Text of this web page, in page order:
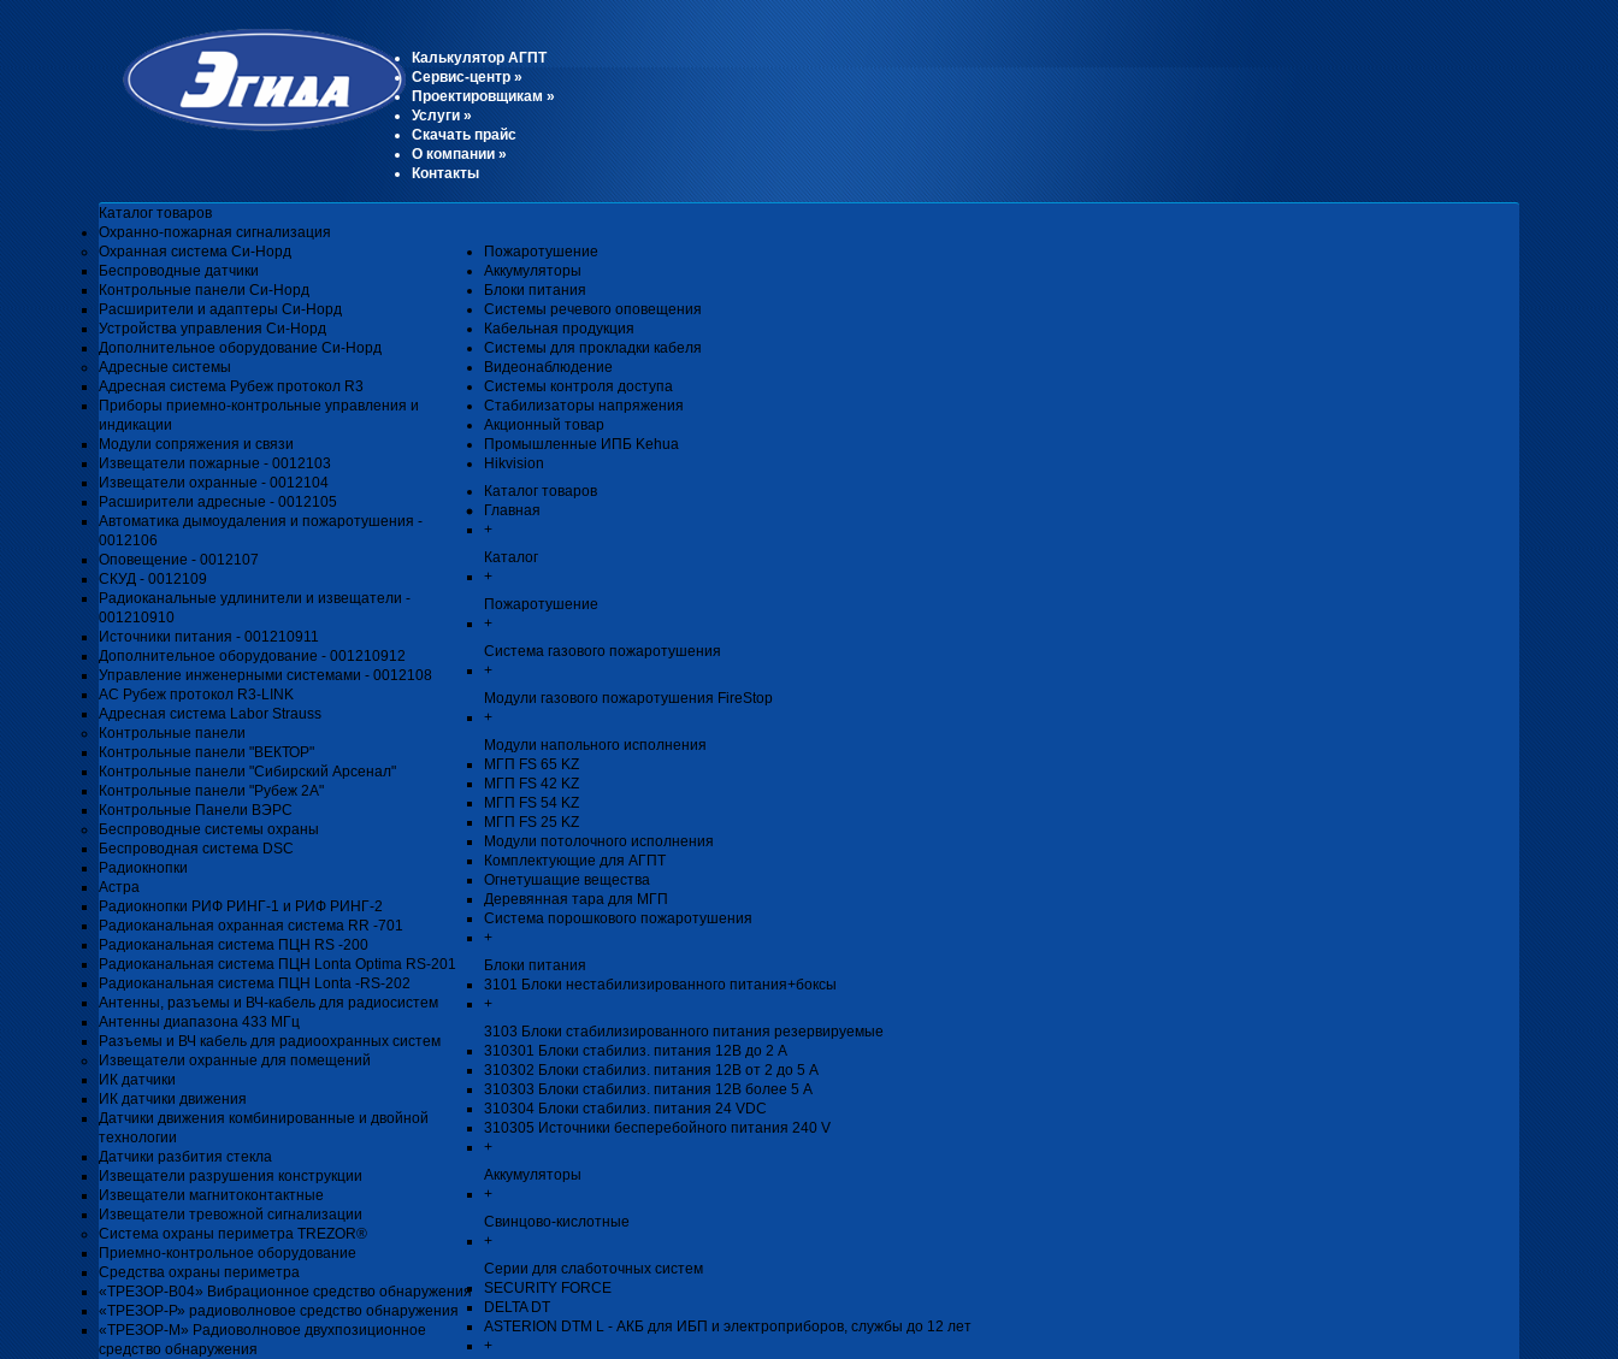
Калькулятор АГПТ
Сервис-центр»
Проектировщикам »
Услуги»
Скачать прайс
О компании»
Контакты
Каталог товаров
Охранно-пожарная сигнализация
Охранная система Си-Норд
Беспроводные датчики
Контрольные панели Си-Норд
Расширители и адаптеры Си-Норд
Устройства управления Си-Норд
Дополнительное оборудование Си-Норд
Адресные системы
Адресная система Рубеж протокол R3
Приборы приемно-контрольные управления и
индикации
Модули сопряжения и связи
Извещатели пожарные - 0012103
Извещатели охранные - 0012104
Расширители адресные - 0012105
Автоматика дымоудаления и пожаротушения -
0012106
Оповещение - 0012107
СКУД - 0012109
Радиоканальные удлинители и извещатели -
001210910
Источники питания - 001210911
Дополнительное оборудование - 001210912
Управление инженерными системами - 0012108
АС Рубеж протокол R3-LINK
Адресная система Labor Strauss
Контрольные панели
Контрольные панели "ВЕКТОР"
Контрольные панели "Сибирский Арсенал"
Контрольные панели "Рубеж 2А"
Контрольные Панели ВЭРС
Беспроводные системы охраны
Беспроводная система DSC
Радиокнопки
Астра
Радиокнопки РИФ РИНГ-1 и РИФ РИНГ-2
Радиоканальная охранная система RR -701
Радиоканальная система ПЦН RS -200
Радиоканальная система ПЦН Lonta Optima RS-201
Радиоканальная система ПЦН Lonta -RS-202
Антенны, разъемы и ВЧ-кабель для радиосистем
Антенны диапазона 433 МГц
Разъемы и ВЧ кабель для радиоохранных систем
Извещатели охранные для помещений
ИК датчики
ИК датчики движения
Датчики движения комбинированные и двойной
технологии
Датчики разбития стекла
Извещатели разрушения конструкции
Извещатели магнитоконтактные
Извещатели тревожной сигнализации
Система охраны периметра TREZOR®
Приемно-контрольное оборудование
Средства охраны периметра
«ТРЕЗОР-В04» Вибрационное средство обнаружения
«ТРЕЗОР-Р» радиоволновое средство обнаружения
«ТРЕЗОР-М» Радиоволновое двухпозиционное
средство обнаружения
Пожаротушение
Аккумуляторы
Блоки питания
Системы речевого оповещения
Кабельная продукция
Системы для прокладки кабеля
Видеонаблюдение
Системы контроля доступа
Стабилизаторы напряжения
Акционный товар
Промышленные ИПБ Kehua
Hikvision
Каталог товаров
Главная
+
Каталог
+
Пожаротушение
+
Система газового пожаротушения
+
Модули газового пожаротушения FireStop
+
Модули напольного исполнения
МГП FS 65 KZ
МГП FS 42 KZ
МГП FS 54 KZ
МГП FS 25 KZ
Модули потолочного исполнения
Комплектующие для АГПТ
Огнетушащие вещества
Деревянная тара для МГП
Система порошкового пожаротушения
+
Блоки питания
3101 Блоки нестабилизированного питания+боксы
+
3103 Блоки стабилизированного питания резервируемые
310301 Блоки стабилиз. питания 12В до 2 А
310302 Блоки стабилиз. питания 12В от 2 до 5 А
310303 Блоки стабилиз. питания 12В более 5 А
310304 Блоки стабилиз. питания 24 VDC
310305 Источники бесперебойного питания 240 V
+
Аккумуляторы
+
Свинцово-кислотные
+
Серии для слаботочных систем
SECURITY FORCE
DELTA DT
ASTERION DTM L - АКБ для ИБП и электроприборов, службы до 12 лет
+